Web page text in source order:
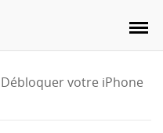
Débloquer votre iPhone